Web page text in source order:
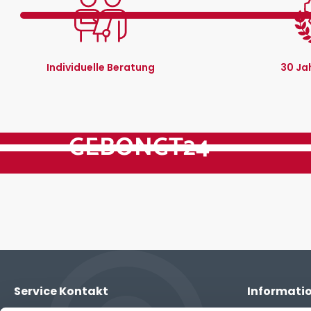
Individuelle Beratung 30
GEBONGT24
Service Kontakt